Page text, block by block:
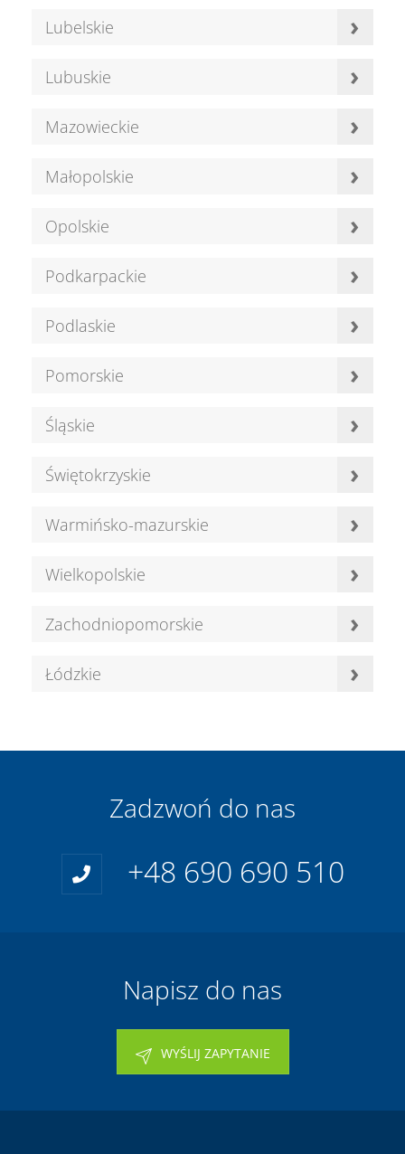
Lubelskie ›
Lubuskie ›
Mazowieckie ›
Małopolskie ›
Opolskie ›
Podkarpackie ›
Podlaskie ›
Pomorskie ›
Śląskie ›
Świętokrzyskie ›
Warmińsko-mazurskie ›
Wielkopolskie ›
Zachodniopomorskie ›
Łódzkie ›
Zadzwoń do nas
+48 690 690 510
Napisz do nas
WYŚLIJ ZAPYTANIE